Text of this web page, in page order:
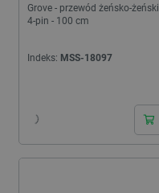
Grove - przewód żeńsko-żeński
4-pin - 100 cm
Indeks: MSS-18097